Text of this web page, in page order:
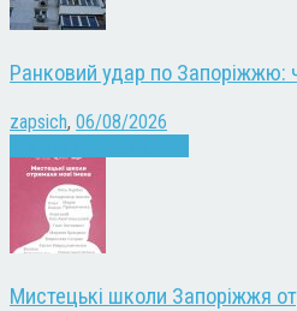
Ранковий удар по Запоріжжю:
zapsich, 06/08/2026
Мистецькі школи Запоріжжя